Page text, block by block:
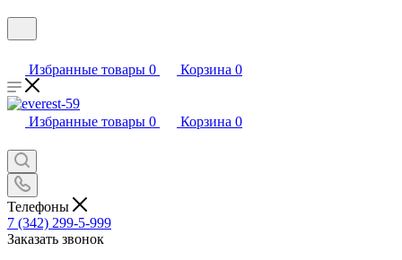
Избранные товары 0 Корзина 0
Избранные товары 0 Корзина 0
Телефоны
7 (342) 299-5-999
Заказать звонок